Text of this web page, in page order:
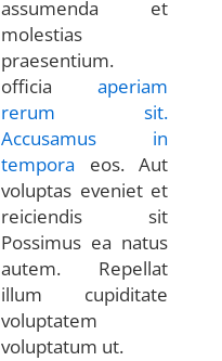
assumenda et
molestias
praesentium.
officiaaperiam
rerum sit.
Accusamus in
tempora eos. Aut
voluptas eveniet et
reiciendis sit
Possimus ea natus
autem. Repellat
illum cupiditate
voluptatem
voluptatum ut.